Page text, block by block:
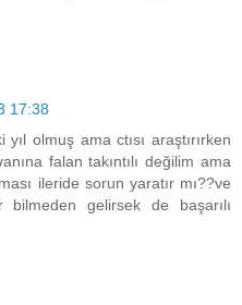
17:38
yıl olmuş ama ctısı araştırırken
falan takıntılı değilim ama
ileride sorun yaratır mı??ve
gelirsek de başarılı